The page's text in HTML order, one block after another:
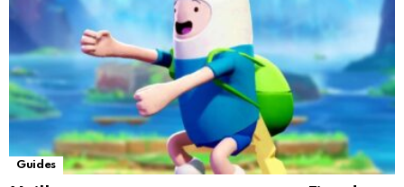
Guides